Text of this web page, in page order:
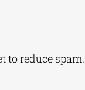
to reduce spam.